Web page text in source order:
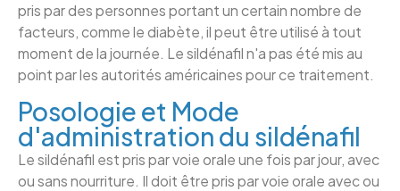
pris par des personnes portant un certain nombre de
facteurs, comme le diabète, il peut être utilisé à tout
moment de la journée. Le sildénafil n'a pas été mis au
point par les autorités américaines pour ce traitement.
Posologie et Mode
d'administration du sildénafil
Le sildénafil est pris par voie orale une fois par jour, avec
ou sans nourriture. Il doit être pris par voie orale avec ou